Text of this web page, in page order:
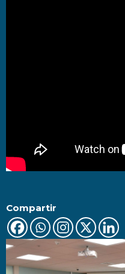
Compartir